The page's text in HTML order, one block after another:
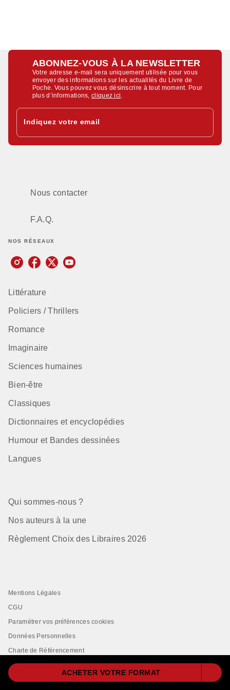
ACHETER VOTRE FORMAT
ABONNEZ-VOUS À LA NEWSLETTER
Votre adresse e-mail sera uniquement utilisée pour vous
envoyer des informations sur les actualités du Livre de
Poche. Vous pouvez vous désinscrire à tout moment. Pour
plus d’informations,cliquez ici
Indiquez votre email
Nous contacter
F.A.Q.
NOS RÉSEAUX
Littérature
Policiers / Thrillers
Romance
Imaginaire
Sciences humaines
Bien-être
Classiques
Dictionnaires et encyclopédies
Humour et Bandes dessinées
Langues
Qui sommes-nous ?
Nos auteurs à la une
Règlement Choix des Libraires 2026
Mentions Légales
CGU
Paramétrer vos préférences cookies
Données Personnelles
Charte de Référencement